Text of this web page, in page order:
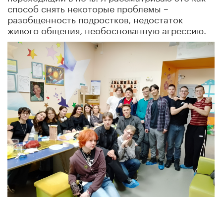
способ снять некоторые проблемы –
разобщенность подростков, недостаток
живого общения, необоснованную агрессию.